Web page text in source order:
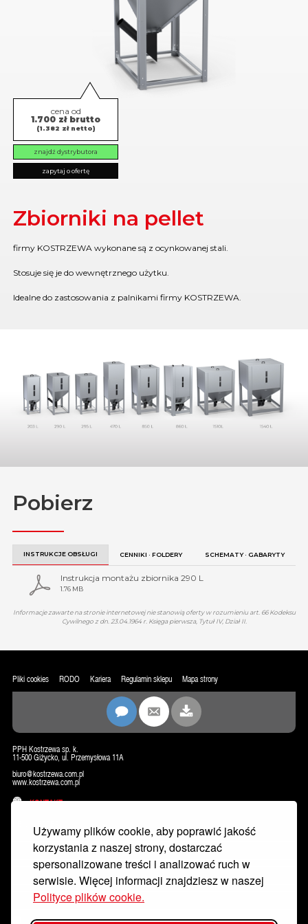
Używamy plików cookie, aby poprawić jakość
korzystania z naszej strony, dostarczać
spersonalizowane treści i analizować ruch w
serwisie. Więcej informacji znajdziesz w naszej
Polityce plików cookie.
Zbiorniki na pellet
firmy KOSTRZEWA wykonane są z ocynkowanej stali.
Stosuje się je do wewnętrznego użytku.
Idealne do zastosowania z palnikami firmy KOSTRZEWA.
cena od
1.700 zł brutto
(1.382 zł netto)
znajdź dystrybutora
zapytaj o ofertę
Pobierz
INSTRUKCJE OBSŁUGI CENNIKI · FOLDERY SCHEMATY · GABARYTY
Instrukcja montażu zbiornika 290 L
1.76 MB
Informacje zawarte na stronie internetowej nie stanowią oferty w rozumieniu art. 66 Kodeksu
Cywilnego z dn. 23.04.1964 r. Księga pierwsza, Tytuł IV, Dział II.
Pliki cookies RODO Kariera Regulamin sklepu Mapa strony
PPH Kostrzewa sp. k.
11-500 Giżycko, ul. Przemysłowa 11A
biuro@kostrzewa.com.pl
www.kostrzewa.com.pl
KONTAKT